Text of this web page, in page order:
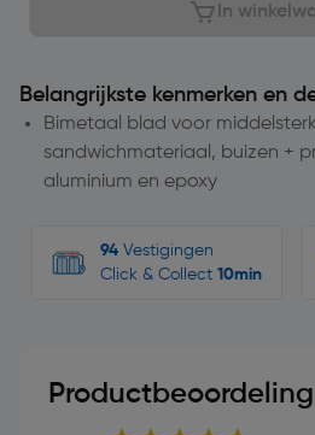
In
Belangrijkste kenmerken en
Bimetaal blad voor
sandwichmateriaal, buizen +
aluminium en epoxy
94 Vestigingen
Click & Collect 10min
Productbeoordeling